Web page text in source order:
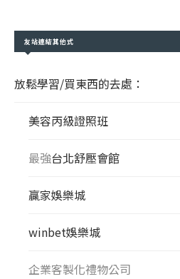
友站連結其他式
放鬆學習/買東西的去處：
美容丙級證照班
最強台北舒壓會館
贏家娛樂城
winbet娛樂城
企業客製化禮物公司